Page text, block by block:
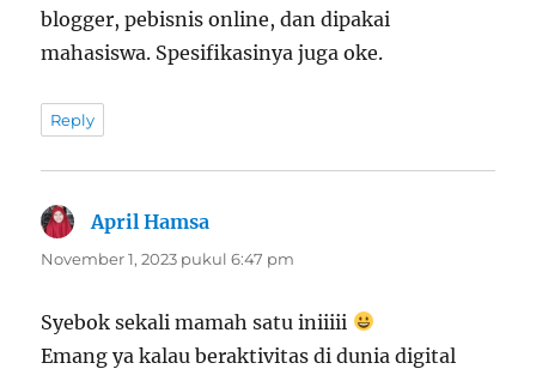
blogger, pebisnis online, dan dipakai
mahasiswa. Spesifikasinya juga oke.
Reply
April Hamsa
November 1, 2023 pukul 6:47 pm
Syebok sekali mamah satu iniiiii
Emang ya kalau beraktivitas di dunia digital